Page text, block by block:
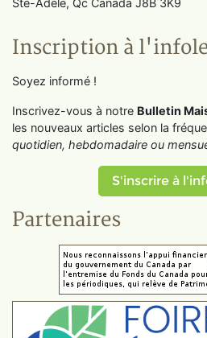
Inscription à
Soyez informé !
Inscrivez-vous à notre Bulletin
les nouveaux articles selon la
quotidien, hebdomadaire ou
S'inscrire à
Partenaires